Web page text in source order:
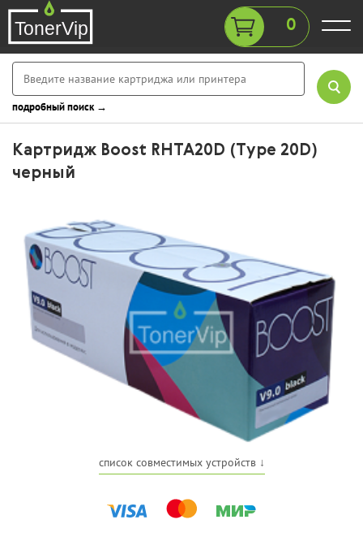
0
подробный поиск →
Картридж Boost RHTA20D (Type 20D)
черный
список совместимых устройств ↓